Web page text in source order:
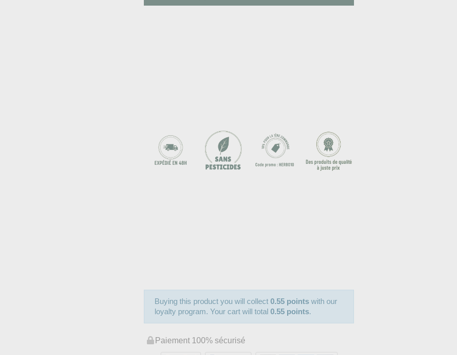
Buying this product you will collect0.55 points with our
loyalty program. Your cart will total0.55 points.
Paiement 100% sécurisé